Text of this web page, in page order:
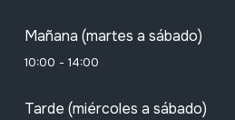
Mañana (martes a sábado)
10:00 - 14:00
Tarde (miércoles a sábado)